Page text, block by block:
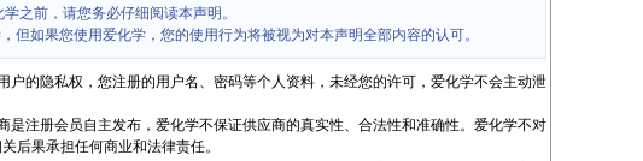
之前，请您务必仔细阅读本声明。
但如果您使用爱化学，您的使用行为将被视为对本声明全部内容的认可。
户的隐私权，您注册的用户名、密码等个人资料，未经您的许可，爱化学不会主动泄
是注册会员自主发布，爱化学不保证供应商的真实性、合法性和准确性。爱化学不对
后果承担任何商业和法律责任。